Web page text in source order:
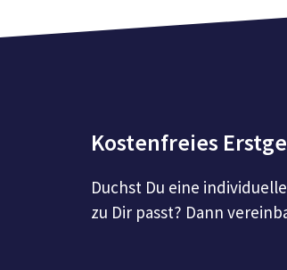
Kostenfreies
Duchst Du eine
zu Dir passt? Dann